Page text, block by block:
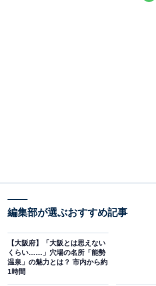
編集部が選ぶおすすめ記事
【大阪府】「大阪とは思えない
くらい……」穴場の名所「能勢
温泉」の魅力とは？ 市内から約
1時間